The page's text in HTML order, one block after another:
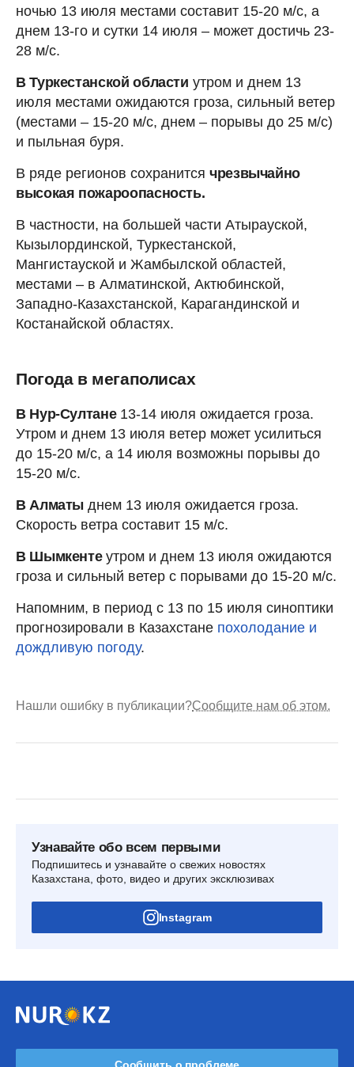
ночью 13 июля местами составит 15-20 м/с, а
днем 13-го и сутки 14 июля – может достичь 23-
28 м/с.
В Туркестанской области утром и днем 13
июля местами ожидаются гроза, сильный ветер
(местами – 15-20 м/с, днем – порывы до 25 м/с)
и пыльная буря.
В ряде регионов сохранится чрезвычайно
высокая пожароопасность.
В частности, на большей части Атырауской,
Кызылординской, Туркестанской,
Мангистауской и Жамбылской областей,
местами – в Алматинской, Актюбинской,
Западно-Казахстанской, Карагандинской и
Костанайской областях.
Погода в мегаполисах
В Нур-Султане13-14 июля ожидается гроза.
Утром и днем 13 июля ветер может усилиться
до 15-20 м/с, а 14 июля возможны порывы до
15-20 м/с.
В Алматы днем 13 июля ожидается гроза.
Скорость ветра составит 15 м/с.
В Шымкентеутром и днем 13 июля ожидаются
гроза и сильный ветер с порывами до 15-20 м/с.
Напомним, в период с 13 по 15 июля синоптики
прогнозировали в Казахстане похолодание и
дождливую погоду.
Нашли ошибку в публикации?Сообщите нам об этом.
Узнавайте обо всем первыми
Подпишитесь и узнавайте о свежих новостях
Казахстана, фото, видео и других эксклюзивах
Instagram
Сообщить о проблеме